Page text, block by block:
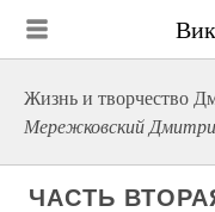
Жизнь и творчество
Мережковский
ЧАСТЬ